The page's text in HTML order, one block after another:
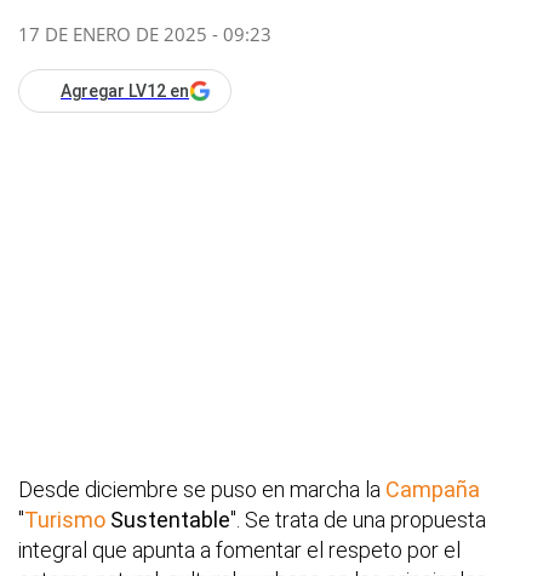
17 DE ENERO DE 2025 - 09:23
Agregar LV12 en
Desde diciembre se puso en marcha la Campaña
"Turismo Sustentable". Se trata de una propuesta
integral que apunta a fomentar el respeto por el